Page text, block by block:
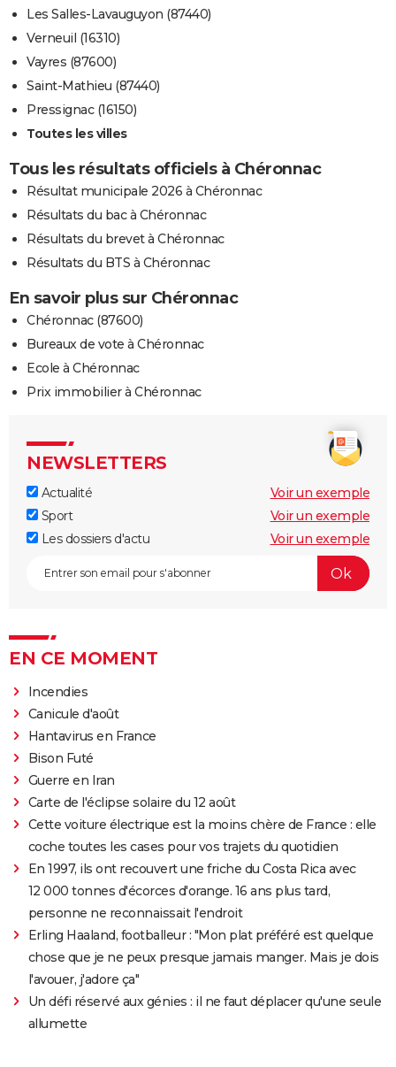
Les Salles-Lavauguyon (87440)
Verneuil (16310)
Vayres (87600)
Saint-Mathieu (87440)
Pressignac (16150)
Toutes les villes
Tous les résultats officiels à Chéronnac
Résultat municipale 2026 à Chéronnac
Résultats du bac à Chéronnac
Résultats du brevet à Chéronnac
Résultats du BTS à Chéronnac
En savoir plus sur Chéronnac
Chéronnac (87600)
Bureaux de vote à Chéronnac
Ecole à Chéronnac
Prix immobilier à Chéronnac
NEWSLETTERS
Actualité
Voir un exemple
Sport
Voir un exemple
Les dossiers d'actu
Voir un exemple
EN CE MOMENT
Incendies
Canicule d'août
Hantavirus en France
Bison Futé
Guerre en Iran
Carte de l'éclipse solaire du 12 août
Cette voiture électrique est la moins chère de France : elle
coche toutes les cases pour vos trajets du quotidien
En 1997, ils ont recouvert une friche du Costa Rica avec
12 000 tonnes d'écorces d'orange. 16 ans plus tard,
personne ne reconnaissait l'endroit
Erling Haaland, footballeur : "Mon plat préféré est quelque
chose que je ne peux presque jamais manger. Mais je dois
l'avouer, j'adore ça"
Un défi réservé aux génies : il ne faut déplacer qu'une seule
allumette